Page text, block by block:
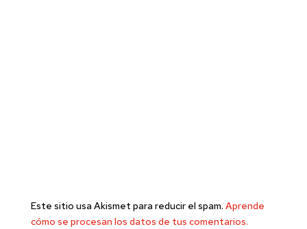
Este sitio usa Akismet para reducir el spam. Aprende
cómo se procesan los datos de tus comentarios.